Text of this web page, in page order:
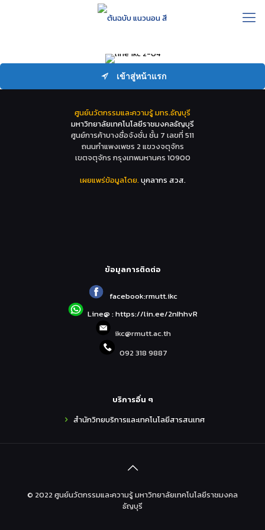
เข้าสู่หน้าแรก
ศูนย์นวัตกรรมและความรู้ มทร.ธัญบุรี
มหาวิทยาลัยเทคโนโลยีราชมงคลธัญบุรี
ศูนย์การค้าบางซื่อจังชั่น ชั้น 7 เลขที่ 511
ถนนกำแพงเพชร 2 แขวงจตุจักร
เขตจตุจักร กรุงเทพมหานคร 10900
เผยแพร่ข้อมูลโดย.บุคลากร สวส.
ข้อมูลการติดต่อ
facebook:rmutt.ikc
Line@ : https://lin.ee/2nIhhvR
ikc@rmutt.ac.th
092 318 9887
บริการอื่น ๆ
สำนักวิทยบริการและเทคโนโลยีสารสนเทศ
© 2022 ศูนย์นวัตกรรมและความรู้ มหาวิทยาลัยเทคโนโลยีราชมงคล
ธัญบุรี